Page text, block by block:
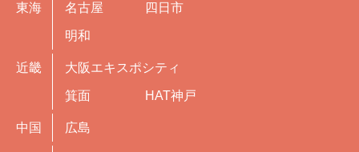
東海 名古屋 四日市
明和
近畿 大阪エキスポシティ
箕面 HAT神戸
中国 広島